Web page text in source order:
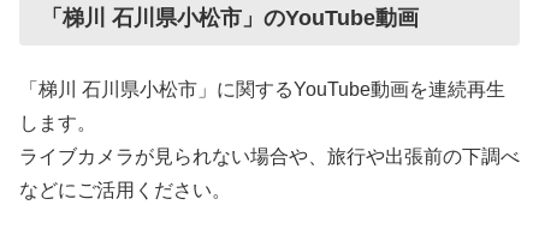
「梯川 石川県小松市」のYouTube動画
「梯川 石川県小松市」に関するYouTube動画を連続再生
します。
ライブカメラが見られない場合や、旅行や出張前の下調べ
などにご活用ください。